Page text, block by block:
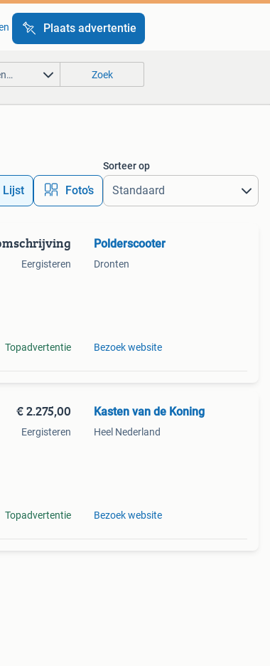
Plaats advertentie
Zoek
Lijst Foto’s
Sorteer op
Eergisteren
Topadvertentie
Polderscooter
Dronten
Bezoek website
€ 2.275,00
Eergisteren
Topadvertentie
Kasten van de Koning
Heel Nederland
Bezoek website